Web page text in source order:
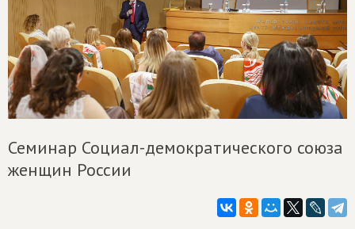
Семинар Социал-демократического союза
женщин России